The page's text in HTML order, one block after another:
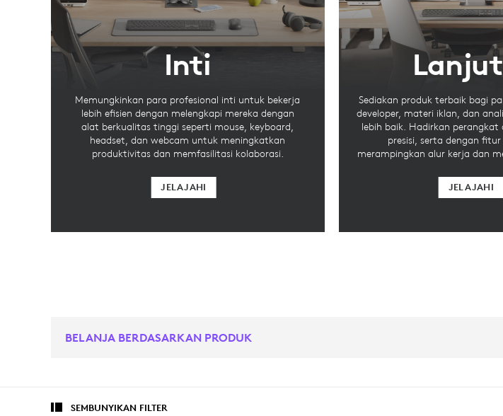
Inti
Memungkinkan para profesional inti untuk bekerja
lebih efisien dengan melengkapi mereka dengan
alat berkualitas tinggi seperti mouse, keyboard,
headset, dan webcam untuk meningkatkan
produktivitas dan memfasilitasi kolaborasi.
JELAJAHI
Sediakan produk terbaik bagi
developer, materi iklan, dan
lebih baik. Hadirkan
presisi, serta dengan
merampingkan alur kerja dan
JELAJAHI
BELANJA BERDASARKAN PRODUK
SEMBUNYIKAN FILTER